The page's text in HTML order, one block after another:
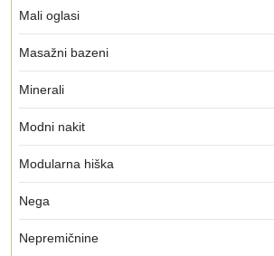
Mali oglasi
Masažni bazeni
Minerali
Modni nakit
Modularna hiška
Nega
Nepremičnine